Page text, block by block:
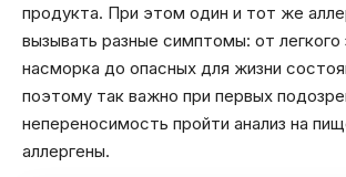
продукта. При этом один и тот же
вызывать разные симптомы: от легкого
насморка до опасных для жизни
поэтому так важно при первых
непереносимость пройти анализ на
аллергены.